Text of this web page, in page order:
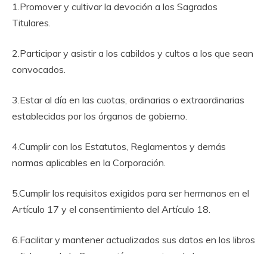
1.Promover y cultivar la devoción a los Sagrados
Titulares.
2.Participar y asistir a los cabildos y cultos a los que sean
convocados.
3.Estar al día en las cuotas, ordinarias o extraordinarias
establecidas por los órganos de gobierno.
4.Cumplir con los Estatutos, Reglamentos y demás
normas aplicables en la Corporación.
5.Cumplir los requisitos exigidos para ser hermanos en el
Artículo 17 y el consentimiento del Artículo 18.
6.Facilitar y mantener actualizados sus datos en los libros